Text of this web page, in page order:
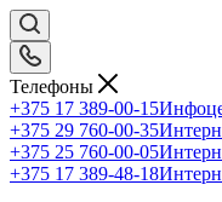
Телефоны
+375 17 389-00-15
+375 29 760-00-35
+375 25 760-00-05
+375 17 389-48-18